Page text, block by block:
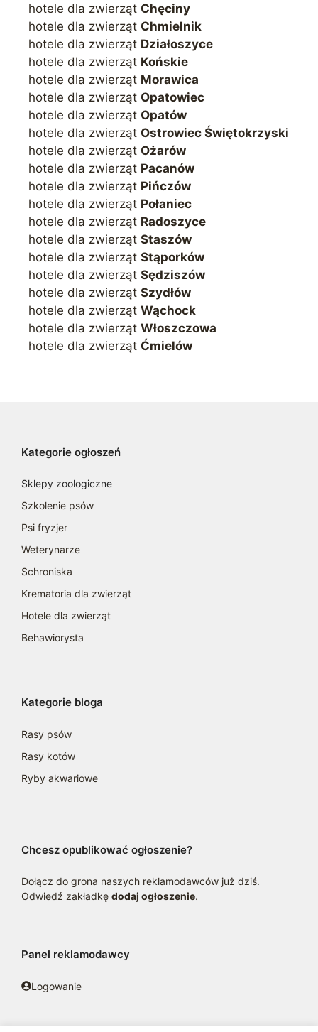
hotele dla zwierząt Chęciny
hotele dla zwierząt Chmielnik
hotele dla zwierząt Działoszyce
hotele dla zwierząt Końskie
hotele dla zwierząt Morawica
hotele dla zwierząt Opatowiec
hotele dla zwierząt Opatów
hotele dla zwierząt Ostrowiec Świętokrzyski
hotele dla zwierząt Ożarów
hotele dla zwierząt Pacanów
hotele dla zwierząt Pińczów
hotele dla zwierząt Połaniec
hotele dla zwierząt Radoszyce
hotele dla zwierząt Staszów
hotele dla zwierząt Stąporków
hotele dla zwierząt Sędziszów
hotele dla zwierząt Szydłów
hotele dla zwierząt Wąchock
hotele dla zwierząt Włoszczowa
hotele dla zwierząt Ćmielów
Kategorie ogłoszeń
Sklepy zoologiczne
Szkolenie psów
Psi fryzjer
Weterynarze
Schroniska
Krematoria dla zwierząt
Hotele dla zwierząt
Behawiorysta
Kategorie bloga
Rasy psów
Rasy kotów
Ryby akwariowe
Chcesz opublikować ogłoszenie?
Dołącz do grona naszych reklamodawców już dziś.
Odwiedź zakładkę dodaj ogłoszenie.
Panel reklamodawcy
Logowanie